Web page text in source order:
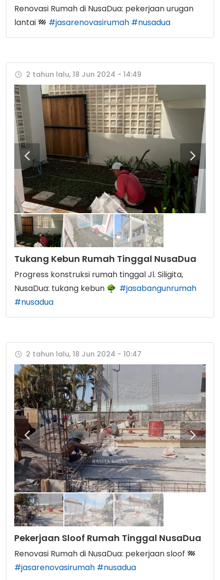
Renovasi Rumah di NusaDua: pekerjaan urugan
lantai
#jasarenovasirumah #nusadua
2 tahun lalu, 18 Jun 2024 - 14:49
Tukang Kebun Rumah Tinggal NusaDua
Progress konstruksi rumah tinggal Jl. Siligita,
NusaDua: tukang kebun
#jasabangunrumah
#nusadua
2 tahun lalu, 18 Jun 2024 - 10:47
Pekerjaan Sloof Rumah Tinggal NusaDua
Renovasi Rumah di NusaDua: pekerjaan sloof
#jasarenovasirumah #nusadua